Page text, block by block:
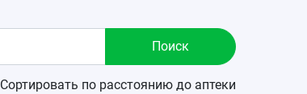
Сортировать по расстоянию до аптеки